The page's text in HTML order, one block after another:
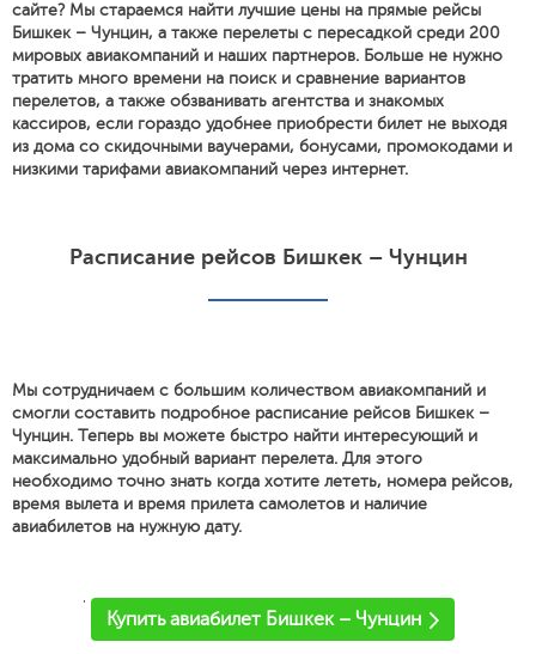
сайте? Мы стараемся найти лучшие цены на прямые рейсы
Бишкек – Чунцин, а также перелеты с пересадкой среди 200
мировых авиакомпаний и наших партнеров. Больше не нужно
тратить много времени на поиск и сравнение вариантов
перелетов, а также обзванивать агентства и знакомых
кассиров, если гораздо удобнее приобрести билет не выходя
из дома со скидочными ваучерами, бонусами, промокодами и
низкими тарифами авиакомпаний через интернет.
Расписание рейсов Бишкек – Чунцин
Мы сотрудничаем с большим количеством авиакомпаний и
смогли составить подробное расписание рейсов Бишкек –
Чунцин. Теперь вы можете быстро найти интересующий и
максимально удобный вариант перелета. Для этого
необходимо точно знать когда хотите лететь, номера рейсов,
время вылета и время прилета самолетов и наличие
авиабилетов на нужную дату.
'
Купить авиабилет Бишкек – Чунцин